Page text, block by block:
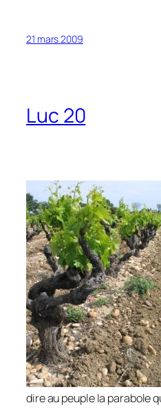
21 mars 2009
Luc 20
dire au peuple la parabole